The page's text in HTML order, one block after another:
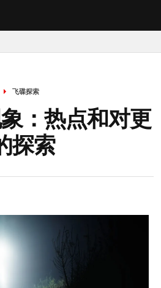
飞碟探索
：热点和对更
探索